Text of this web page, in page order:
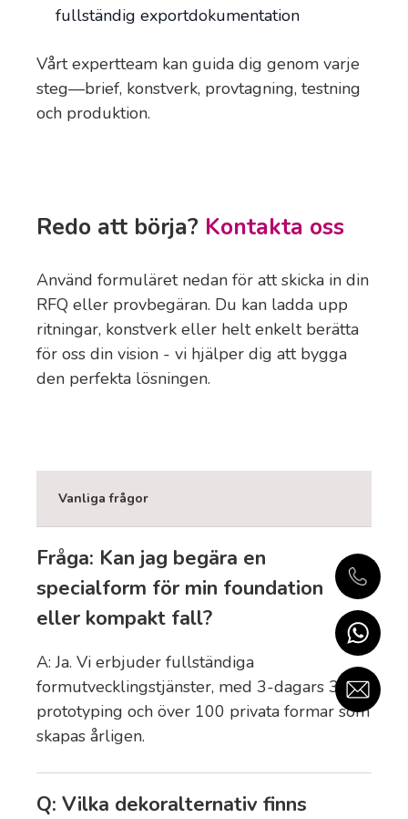
fullständig exportdokumentation
Vårt expertteam kan guida dig genom varje
steg—brief, konstverk, provtagning, testning
och produktion.
Redo att börja? Kontakta oss
Använd formuläret nedan för att skicka in din
RFQ eller provbegäran. Du kan ladda upp
ritningar, konstverk eller helt enkelt berätta
för oss din vision - vi hjälper dig att bygga
den perfekta lösningen.
Vanliga frågor
Fråga: Kan jag begära en
specialform för min foundation
eller kompakt fall?
A: Ja. Vi erbjuder fullständiga
formutvecklingstjänster, med 3-dagars 3D-
prototyping och över 100 privata formar som
skapas årligen.
Q: Vilka dekoralternativ finns